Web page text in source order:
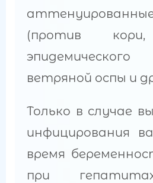
(против кори,
ветряной оспы и
Только в случае
инфицирования
время
при